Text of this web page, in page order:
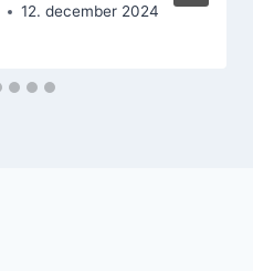
12. december 2024